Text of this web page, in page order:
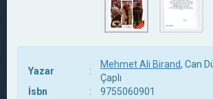
Yazar :
Mehmet Ali Birand, Can
Çaplı
İsbn
:
9755060901